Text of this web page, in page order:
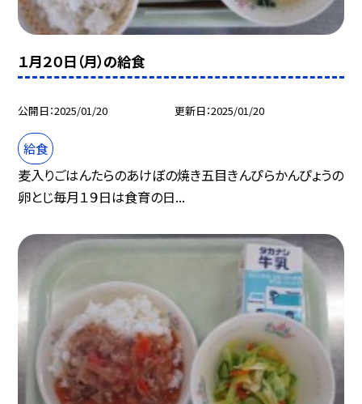
１月２０日（月）の給食
公開日 2025/01/20 更新日 2025/01/20
給食
麦入りごはんたらのあけぼの焼き五目きんぴらかんぴょうの
卵とじ毎月１９日は食育の日...